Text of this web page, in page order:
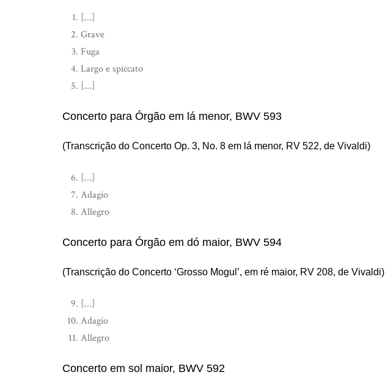
[…]
Grave
Fuga
Largo e spiccato
[…]
Concerto para Órgão em lá menor, BWV 593
(Transcrição do Concerto Op. 3, No. 8 em lá menor, RV 522, de Vivaldi)
[…]
Adagio
Allegro
Concerto para Órgão em dó maior, BWV 594
(Transcrição do Concerto ‘Grosso Mogul’, em ré maior, RV 208, de Vivaldi)
[…]
Adagio
Allegro
Concerto em sol maior, BWV 592